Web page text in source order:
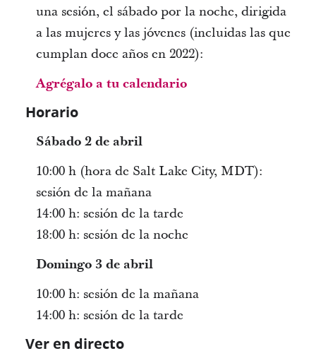
una sesión, el sábado por la noche, dirigida
a las mujeres y las jóvenes (incluidas las que
cumplan doce años en 2022):
Agrégalo a tu calendario
Horario
Sábado 2 de abril
10:00 h (hora de Salt Lake City, MDT):
sesión de la mañana
14:00 h: sesión de la tarde
18:00 h: sesión de la noche
Domingo 3 de abril
10:00 h: sesión de la mañana
14:00 h: sesión de la tarde
Ver en directo